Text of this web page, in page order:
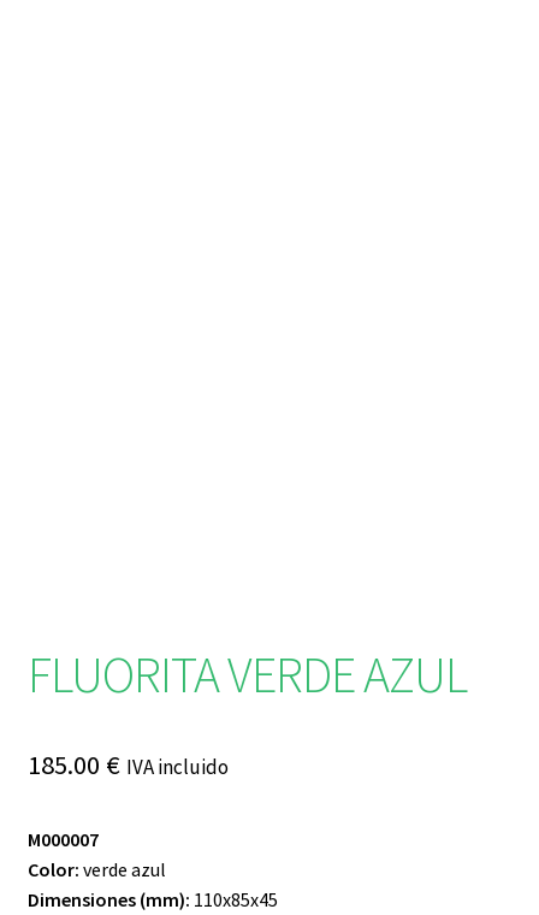
FLUORITA VERDE AZUL
185.00 € IVA incluido
M000007
Color: verde azul
Dimensiones(mm): 110x85x45